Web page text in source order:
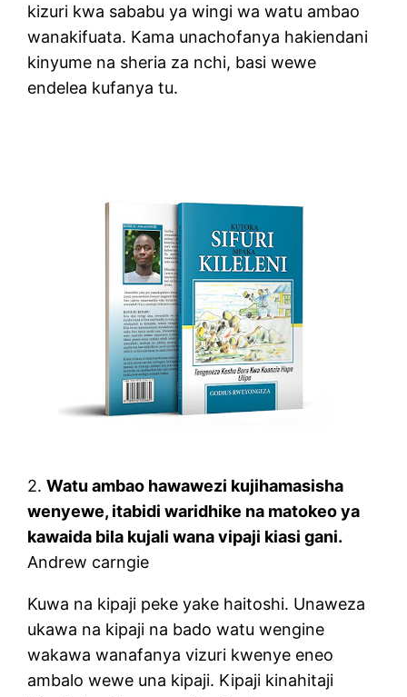
kizuri kwa sababu ya wingi wa watu ambao
wanakifuata. Kama unachofanya hakiendani
kinyume na sheria za nchi, basi wewe
endelea kufanya tu.
2.Watu ambao hawawezi kujihamasisha
wenyewe, itabidi waridhike na matokeo ya
kawaida bila kujali wana vipaji kiasi gani.
Andrew carngie
Kuwa na kipaji peke yake haitoshi. Unaweza
ukawa na kipaji na bado watu wengine
wakawa wanafanya vizuri kwenye eneo
ambalo wewe una kipaji. Kipaji kinahitaji